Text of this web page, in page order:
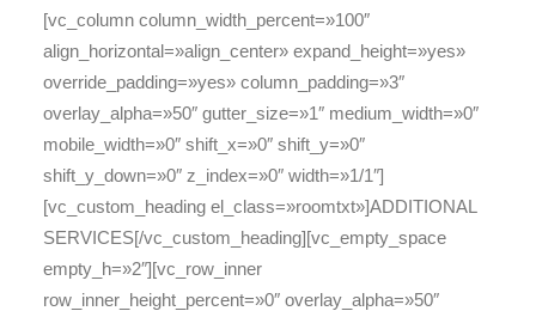
[vc_column column_width_percent=»100″
align_horizontal=»align_center» expand_height=»yes»
override_padding=»yes» column_padding=»3″
overlay_alpha=»50″ gutter_size=»1″ medium_width=»0″
mobile_width=»0″ shift_x=»0″ shift_y=»0″
shift_y_down=»0″ z_index=»0″ width=»1/1″]
[vc_custom_heading el_class=»roomtxt»]ADDITIONAL
SERVICES[/vc_custom_heading][vc_empty_space
empty_h=»2″][vc_row_inner
row_inner_height_percent=»0″ overlay_alpha=»50″